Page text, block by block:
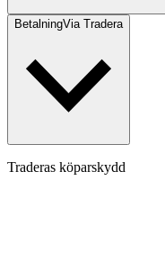
BetalningVia Tradera
Traderas köparskydd